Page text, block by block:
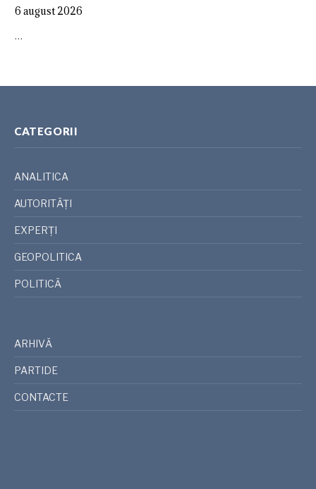
6 august 2026
…
CATEGORII
ANALITICA
AUTORITĂȚI
EXPERȚI
GEOPOLITICA
POLITICĂ
ARHIVĂ
PARTIDE
CONTACTE